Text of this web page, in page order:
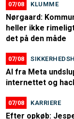
07/08 KLUMME
Nørgaard:
heller ikke
det på den måde
07/08
AI fra Meta
internettet og
07/08 KARRIERE
Efter opkøb: